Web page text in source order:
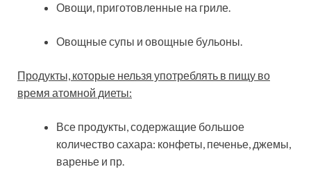
Овощи, приготовленные на гриле.
Овощные супы и овощные бульоны.
Продукты, которые нельзя употреблять в пищу во
время атомной диеты:
Все продукты, содержащие большое
количество сахара: конфеты, печенье, джемы,
варенье и пр.